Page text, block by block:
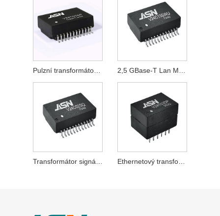
Pulzní transformátor 2,5 GBase-T
Ethernetový transformátor 2,5 GBase-T